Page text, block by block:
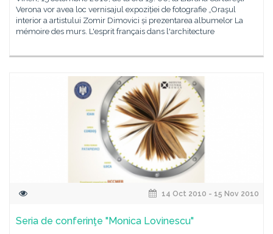
Verona vor avea loc vernisajul expoziției de fotografie „Oraşul
interior a artistului Zomir Dimovici și prezentarea albumelor La
mémoire des murs. L'esprit français dans l'architecture
14 Oct 2010 - 15 Nov 2010
Seria de conferinţe "Monica Lovinescu"